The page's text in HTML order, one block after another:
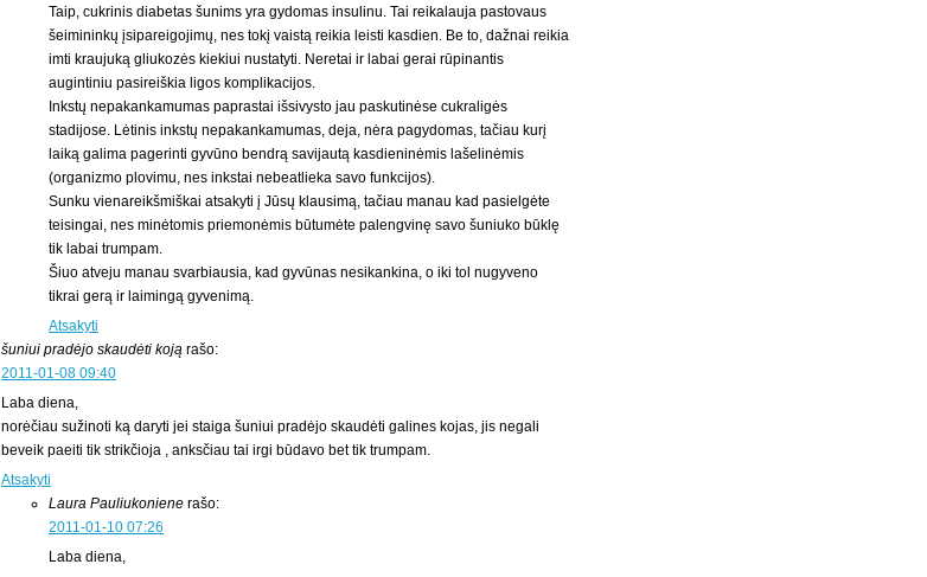
Taip, cukrinis diabetas šunims yra gydomas insulinu. Tai reikalauja pastovaus
šeimininkų įsipareigojimų, nes tokį vaistą reikia leisti kasdien. Be to, dažnai reikia
imti kraujuką gliukozės kiekiui nustatyti. Neretai ir labai gerai rūpinantis
augintiniu pasireiškia ligos komplikacijos.
Inkstų nepakankamumas paprastai išsivysto jau paskutinėse cukraligės
stadijose. Lėtinis inkstų nepakankamumas, deja, nėra pagydomas, tačiau kurį
laiką galima pagerinti gyvūno bendrą savijautą kasdieninėmis lašelinėmis
(organizmo plovimu, nes inkstai nebeatlieka savo funkcijos).
Sunku vienareikšmiškai atsakyti į Jūsų klausimą, tačiau manau kad pasielgėte
teisingai, nes minėtomis priemonėmis būtumėte palengvinę savo šuniuko būklę
tik labai trumpam.
Šiuo atveju manau svarbiausia, kad gyvūnas nesikankina, o iki tol nugyveno
tikrai gerą ir laimingą gyvenimą.
Atsakyti
šuniui pradėjo skaudėti koją rašo:
2011-01-08 09:40
Laba diena,
norėčiau sužinoti ką daryti jei staiga šuniui pradėjo skaudėti galines kojas, jis negali
beveik paeiti tik strikčioja , anksčiau tai irgi būdavo bet tik trumpam.
Atsakyti
Laura Pauliukoniene rašo:
2011-01-10 07:26
Laba diena,